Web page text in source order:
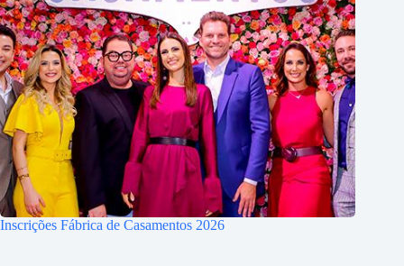
Inscrições Fábrica de Casamentos 2026